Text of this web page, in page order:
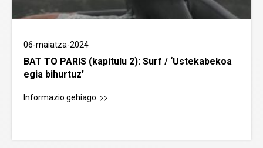
06-maiatza-2024
BAT TO PARIS (kapitulu 2): Surf / ‘Ustekabekoa
egia bihurtuz’
Informazio gehiago